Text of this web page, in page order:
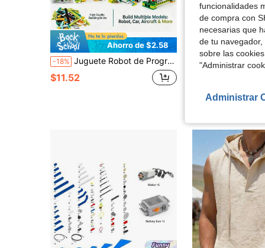
Ahorro de $2.58
-18% Juguete Robot de Programación STEM para Niños WeDo 2.0, Juego Educativo de Bloques de Construcción, Juego Educativo de Rompecabezas, Adecuado para Niños y Niñas de 6 Años, Regalo de Cumpleaños y Navidad para Niños 280 piezas
$11.52
-10% SCIENCE HORSE Kit de experimentos científicos magnéticos 12-en-1, set de caja de levitación magnética, incluye
funcionalidades
de compra con
necesarias que
de tu
sobre las
"Administrar
Administrar